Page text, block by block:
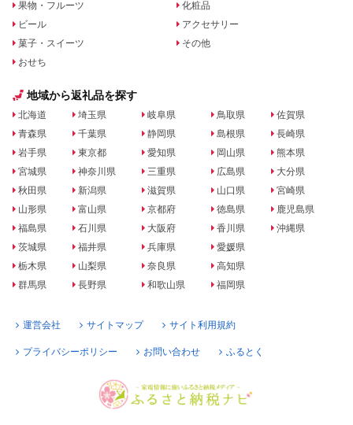
果物・フルーツ
ビール
菓子・スイーツ
おせち
化粧品
アクセサリー
その他
地域から返礼品を探す
北海道
青森県
岩手県
宮城県
秋田県
山形県
福島県
茨城県
栃木県
群馬県
埼玉県
千葉県
東京都
神奈川県
新潟県
富山県
石川県
福井県
山梨県
長野県
岐阜県
静岡県
愛知県
三重県
滋賀県
京都府
大阪府
兵庫県
奈良県
和歌山県
鳥取県
島根県
岡山県
広島県
山口県
徳島県
香川県
愛媛県
高知県
福岡県
佐賀県
長崎県
熊本県
大分県
宮崎県
鹿児島県
沖縄県
運営会社 サイトマップ サイト利用規約
プライバシーポリシー お問い合わせ ふるとく